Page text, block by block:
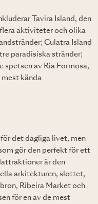
Tavira Island, den
aktiviteter och olika
Culatra Island
paradisiska stränder;
spetsen av Ria Formosa,
mest kända
det dagliga livet, men
gör den perfekt för ett
är den
arkitekturen, slottet,
Ribeira Market och
för en av de mest